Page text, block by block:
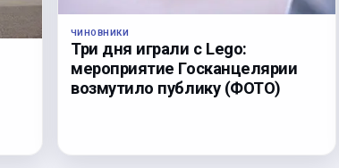
ЧИНОВНИКИ
Три дня играли с Lego:
мероприятие Госканцелярии
возмутило публику (ФОТО)